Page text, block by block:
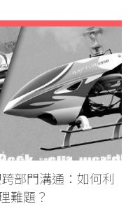
部門溝通：如何利
難題？